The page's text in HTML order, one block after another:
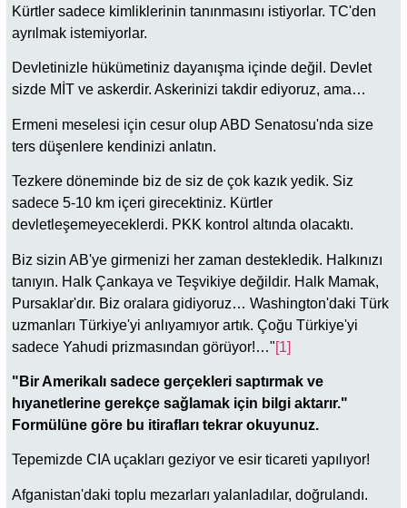
Kürtler sadece kimliklerinin tanınmasını istiyorlar. TC'den
ayrılmak istemiyorlar.
Devletinizle hükümetiniz dayanışma içinde değil. Devlet
sizde MİT ve askerdir. Askerinizi takdir ediyoruz, ama…
Ermeni meselesi için cesur olup ABD Senatosu'nda size
ters düşenlere kendinizi anlatın.
Tezkere döneminde biz de siz de çok kazık yedik. Siz
sadece 5-10 km içeri girecektiniz. Kürtler
devletleşemeyeceklerdi. PKK kontrol altında olacaktı.
Biz sizin AB'ye girmenizi her zaman destekledik. Halkınızı
tanıyın. Halk Çankaya ve Teşvikiye değildir. Halk Mamak,
Pursaklar'dır. Biz oralara gidiyoruz… Washington'daki Türk
uzmanları Türkiye'yi anlıyamıyor artık. Çoğu Türkiye'yi
sadece Yahudi prizmasından görüyor!…"[1]
"Bir Amerikalı sadece gerçekleri saptırmak ve
hıyanetlerine gerekçe sağlamak için bilgi aktarır."
Formülüne göre bu itirafları tekrar okuyunuz.
Tepemizde CIA uçakları geziyor ve esir ticareti yapılıyor!
Afganistan'daki toplu mezarları yalanladılar, doğrulandı.